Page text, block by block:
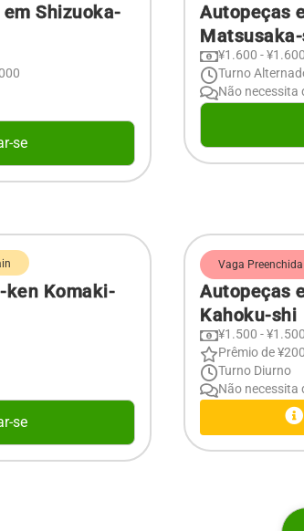
Shizuoka-
se
Autopeças
¥1.600 -
Turno
Não necessita
ken Komaki-
se
Vaga Preenchida
Autopeças
Kahoku-shi
¥1.500 -
Prêmio de
Turno Diurno
Não necessita